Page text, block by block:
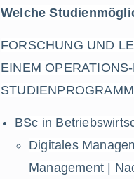
Welche
FORSCHUNG UND
EINEM
BSc in
Digitales
Management |